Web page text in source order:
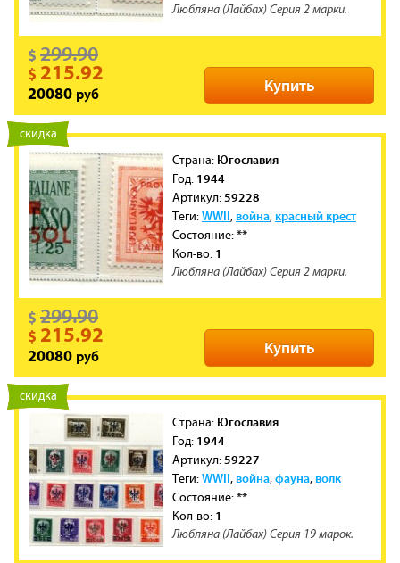
Любляна (Лайбах) Серия 2 марки.
Купить
$ 299.90
$ 215.92
20080 руб
новинка
скидка
Cтрана: Югославия
Год: 1944
Артикул: 59228
Теги:WWII,война, красный крест
Состояние:**
Кол-во: 1
Любляна (Лайбах) Серия 2 марки.
Купить
$ 299.90
$ 215.92
20080 руб
новинка
скидка
Cтрана: Югославия
Год: 1944
Артикул: 59227
Теги:WWII,война,фауна,волк
Состояние:**
Кол-во: 1
Любляна (Лайбах) Серия 19 марок.